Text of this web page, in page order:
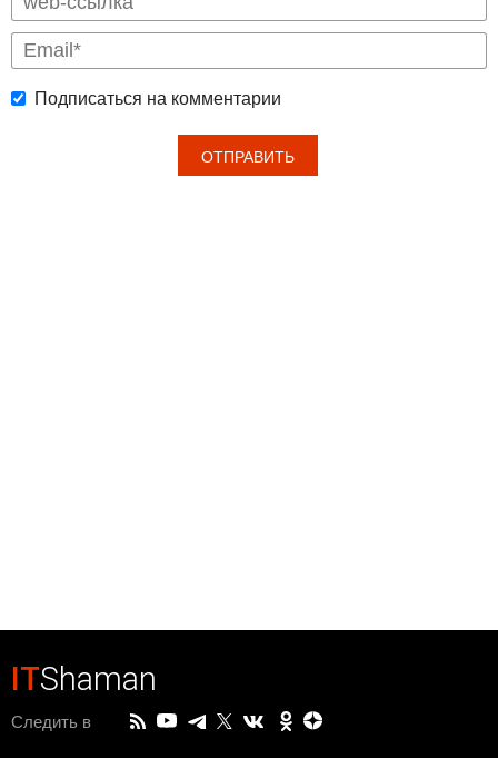
Подписаться на комментарии
ITShaman
Следить в